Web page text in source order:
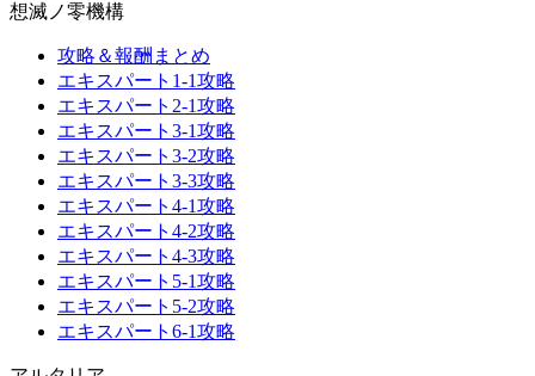
想滅ノ零機構
攻略＆報酬まとめ
エキスパート1-1攻略
エキスパート2-1攻略
エキスパート3-1攻略
エキスパート3-2攻略
エキスパート3-3攻略
エキスパート4-1攻略
エキスパート4-2攻略
エキスパート4-3攻略
エキスパート5-1攻略
エキスパート5-2攻略
エキスパート6-1攻略